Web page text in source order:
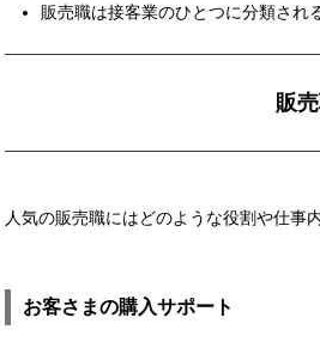
販売職は接客業のひとつに分類され
販
人気の販売職にはどのような役割や仕事
お客さまの購入サポート